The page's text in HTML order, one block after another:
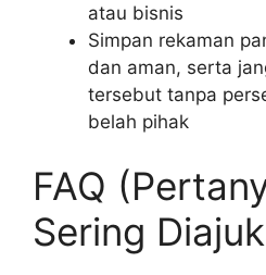
atau bisnis
Simpan rekaman
dan aman, serta
tersebut tanpa
belah pihak
FAQ
Sering